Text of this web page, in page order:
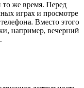
то же время. Перед
играх и просмотре
Вместо этого
например, вечерний